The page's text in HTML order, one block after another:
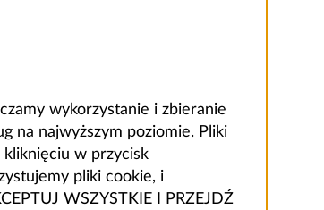
wykorzystanie i zbieranie
na najwyższym poziomie. Pliki
kliknięciu w przycisk
pliki cookie, i
WSZYSTKIE I PRZEJDŹ